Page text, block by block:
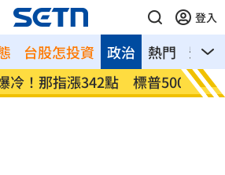
登入
台股怎投資 熱門 影音
政治
那指漲342點 標普500新 美通
關稅